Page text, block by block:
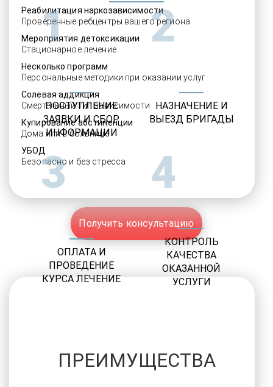
Реабилитация наркозависимости
Проверенные ребцентры вашего региона
Мероприятия детоксикации
Стационарное лечение
Несколько программ
Персональные методики при оказании услуг
Солевая аддикция
Смертельный тип зависимости
Купирование абстиненции
Дома или в больнице
УБОД
Безопасно и без стресса
Получить консультацию
1
ПОСТУПЛЕНИЕ
ЗАЯВКИ И СБОР
ИНФОРМАЦИИ
2
НАЗНАЧЕНИЕ И
ВЫЕЗД БРИГАДЫ
3
ОПЛАТА И
ПРОВЕДЕНИЕ
КУРСА ЛЕЧЕНИЕ
4
КОНТРОЛЬ
КАЧЕСТВА
ОКАЗАННОЙ
УСЛУГИ
ПРЕИМУЩЕСТВА